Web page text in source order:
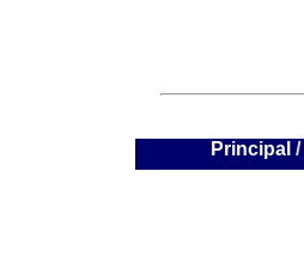
Principal /